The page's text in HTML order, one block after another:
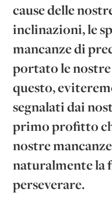
cause delle
inclinazioni, le
mancanze di
portato le
questo,
segnalati dai
primo profitto
nostre
naturalmente la
perseverare.